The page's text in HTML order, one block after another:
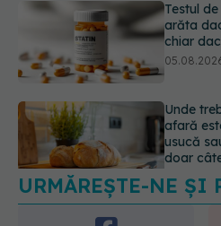
Unde
afară
usucă
doar
doze
URMĂREȘTE-NE ȘI
URMĂRITORI